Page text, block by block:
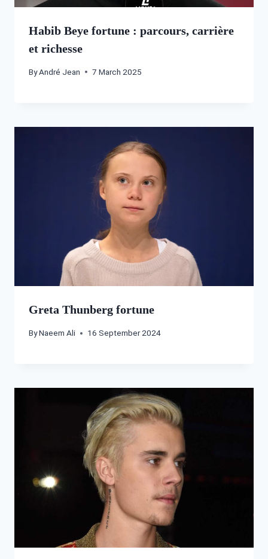
Habib Beye fortune : parcours, carrière
et richesse
ByAndré Jean 7 March 2025
Greta Thunberg fortune
ByNaeem Ali 16 September 2024